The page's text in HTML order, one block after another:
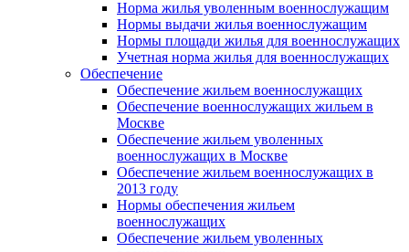
Норма жилья уволенным военнослужащим
Нормы выдачи жилья военнослужащим
Нормы площади жилья для военнослужащих
Учетная норма жилья для военнослужащих
Обеспечение
Обеспечение жильем военнослужащих
Обеспечение военнослужащих жильем в
Москве
Обеспечение жильем уволенных
военнослужащих в Москве
Обеспечение жильем военнослужащих в
2013 году
Нормы обеспечения жильем
военнослужащих
Обеспечение жильем уволенных